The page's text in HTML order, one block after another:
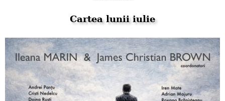
Cartea lunii iulie